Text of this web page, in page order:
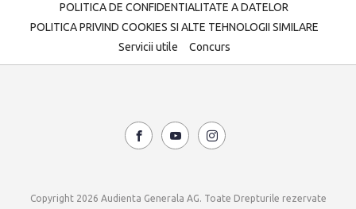
POLITICA DE CONFIDENTIALITATE A DATELOR
POLITICA PRIVIND COOKIES SI ALTE TEHNOLOGII SIMILARE
Servicii utile
Concurs
Copyright 2026 Audienta Generala AG. Toate Drepturile rezervate